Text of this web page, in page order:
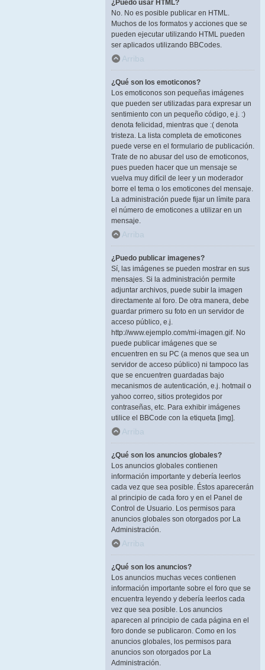
¿Puedo usar HTML?
No. No es posible publicar en HTML.
Muchos de los formatos y acciones que se
pueden ejecutar utilizando HTML pueden
ser aplicados utilizando BBCodes.
Arriba
¿Qué son los emoticonos?
Los emoticonos son pequeñas imágenes
que pueden ser utilizadas para expresar un
sentimiento con un pequeño código, e.j. :)
denota felicidad, mientras que :( denota
tristeza. La lista completa de emoticones
puede verse en el formulario de publicación.
Trate de no abusar del uso de emoticonos,
pues pueden hacer que un mensaje se
vuelva muy difícil de leer y un moderador
borre el tema o los emoticones del mensaje.
La administración puede fijar un límite para
el número de emoticones a utilizar en un
mensaje.
Arriba
¿Puedo publicar imagenes?
Sí, las imágenes se pueden mostrar en sus
mensajes. Si la administración permite
adjuntar archivos, puede subir la imagen
directamente al foro. De otra manera, debe
guardar primero su foto en un servidor de
acceso público, e.j.
http://www.ejemplo.com/mi-imagen.gif. No
puede publicar imágenes que se
encuentren en su PC (a menos que sea un
servidor de acceso público) ni tampoco las
que se encuentren guardadas bajo
mecanismos de autenticación, e.j. hotmail o
yahoo correo, sitios protegidos por
contraseñas, etc. Para exhibir imágenes
utilice el BBCode con la etiqueta [img].
Arriba
¿Qué son los anuncios globales?
Los anuncios globales contienen
información importante y debería leerlos
cada vez que sea posible. Éstos aparecerán
al principio de cada foro y en el Panel de
Control de Usuario. Los permisos para
anuncios globales son otorgados por La
Administración.
Arriba
¿Qué son los anuncios?
Los anuncios muchas veces contienen
información importante sobre el foro que se
encuentra leyendo y debería leerlos cada
vez que sea posible. Los anuncios
aparecen al principio de cada página en el
foro donde se publicaron. Como en los
anuncios globales, los permisos para
anuncios son otorgados por La
Administración.